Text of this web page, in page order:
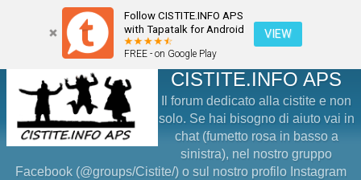
Follow CISTITE.INFO APS
with Tapatalk for Android
FREE - on Google Play
VIEW
CISTITE.INFO APS
Il forum dedicato alla cistite e non
solo. Se hai bisogno di aiuto vai in
chat (fumetto rosa in basso a
sinistra), nel nostro gruppo
Facebook (@groups/Cistite/) o sul nostro profilo Instagram